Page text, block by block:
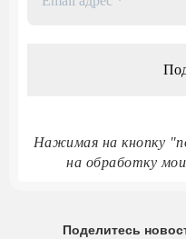
Нажимая на кнопку
на обработку
Поделитесь